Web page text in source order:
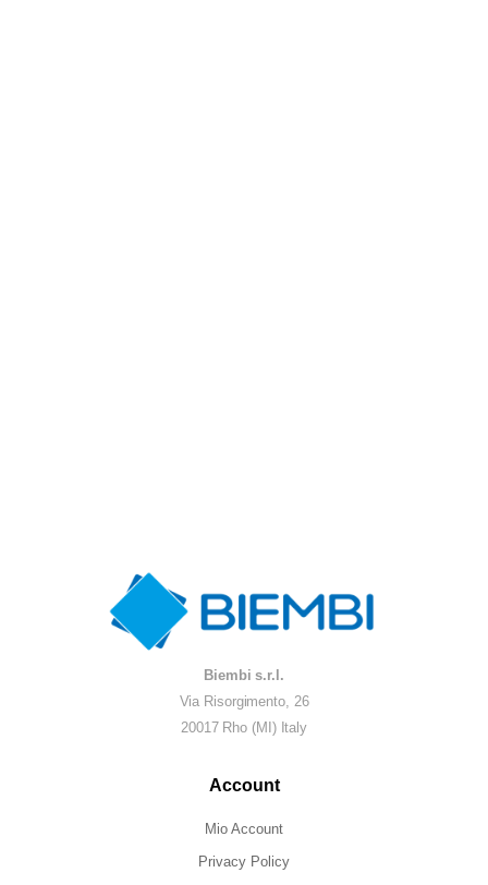
Biembi s.r.l.
Via Risorgimento, 26
20017 Rho (MI) Italy
Account
Mio Account
Privacy Policy